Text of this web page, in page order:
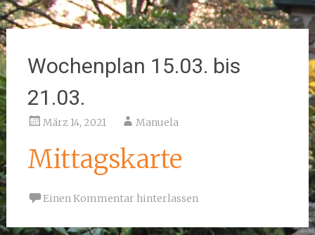
Wochenplan 15.03. bis
21.03.
März 14, 2021 Manuela
Mittagskarte
Einen Kommentar hinterlassen